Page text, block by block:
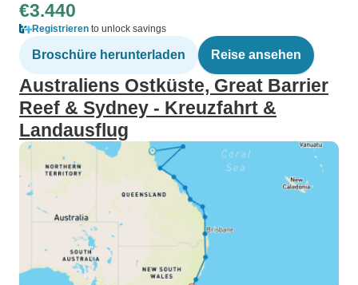
€3.440
Registrieren to unlock savings
Broschüre herunterladen Reise ansehen
Australiens Ostküste, Great Barrier
Reef & Sydney - Kreuzfahrt &
Landausflug